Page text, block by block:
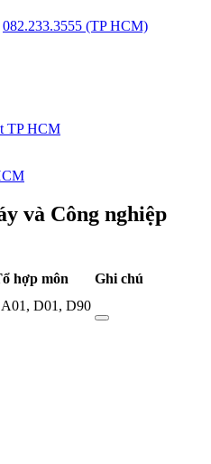
082.233.3555 (TP HCM)
TP HCM
và Công nghiệp
hợp môn
Ghi chú
A01, D01, D90